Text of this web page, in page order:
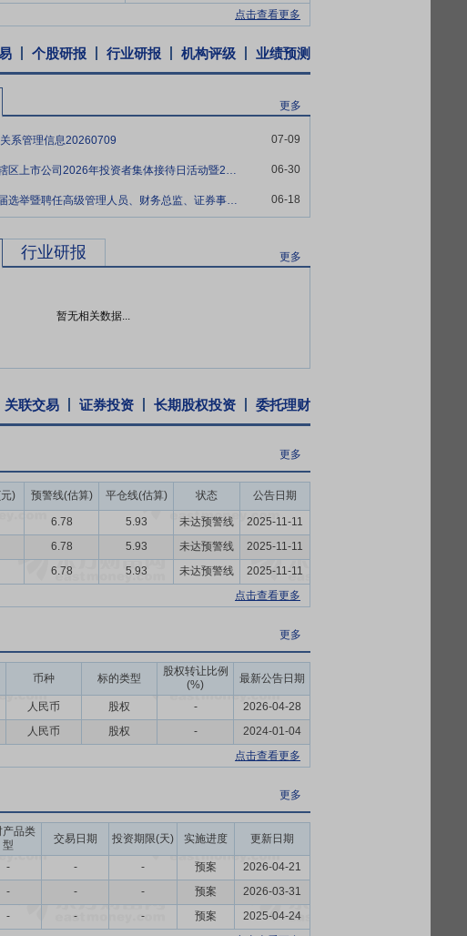
国内注册认证上，发行人通过了国家新版 GMP 认
号；其次，在国外注册认证上，公司主要原料药产
个国家；最后，公司凭借优质的产品品质和严格的
、强生、梯瓦制药、太阳制药、印度格莱等，并在
实现自我保障，可以避免被上游供应商掣肘。原料
领域延伸，进一步丰富产品种类及产品线，提高业
仿制药带量采购的全面推行，国家对重点仿制药品
下降。“原料药 + 制剂” 一体化有望让公司通过规
日召开2021年年度股东大会,审议通过《关于2021
3.00元(含税),合计派发现金股利72,000,000.00元
董事会、股东大会审议通过利润分配方案后到方案
点击查看更多
个股研报 行业研报 机构评级 业绩预测
更多
系管理信息20260709 07-09
亨迪药业:关于参加湖北辖区上市公司2026年投资者集体接待日活动暨2025年度业绩说明会的公告 06-30
亨迪药业:关于董事会换届选举暨聘任高级管理人员、财务总监、证券事务代表及内部审计负责人的公告 06-18
行业研报 更多
暂无相关数据...
关联交易 证券投资 长期股权投资 委托理财
更多
) 预警线(估算) 平仓线(估算) 状态 公告日期
6.78 5.93 未达预警线
2025-11-11
6.78 5.93 未达预警线
2025-11-11
6.78 5.93 未达预警线
2025-11-11
点击查看更多
更多
币种 标的类型
股权转让比例
(%)
最新公告日期
人民币 股权 -
2026-04-28
人民币 股权 -
2024-01-04
点击查看更多
更多
产品类
型
交易日期 投资期限(天) 实施进度 更新日期
- - - 预案
2026-04-21
- - - 预案
2026-03-31
- - - 预案
2025-04-24